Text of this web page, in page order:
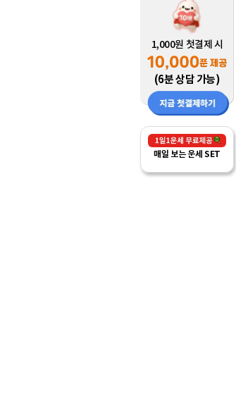
1,000원 첫결제 시
(6분 상담 가능)
매일 보는 운세 SET